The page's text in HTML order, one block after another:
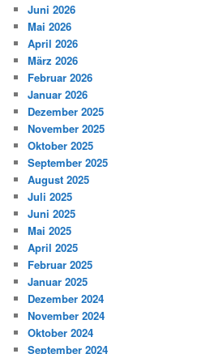
Juni 2026
Mai 2026
April 2026
März 2026
Februar 2026
Januar 2026
Dezember 2025
November 2025
Oktober 2025
September 2025
August 2025
Juli 2025
Juni 2025
Mai 2025
April 2025
Februar 2025
Januar 2025
Dezember 2024
November 2024
Oktober 2024
September 2024